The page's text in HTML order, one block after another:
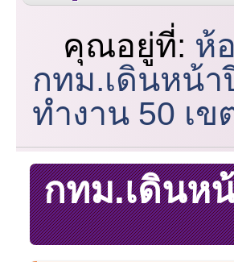
คุณอยู่ที่: ห้
กทม.เดินหน้า
ทำงาน 50 เข
กทม.เดินห